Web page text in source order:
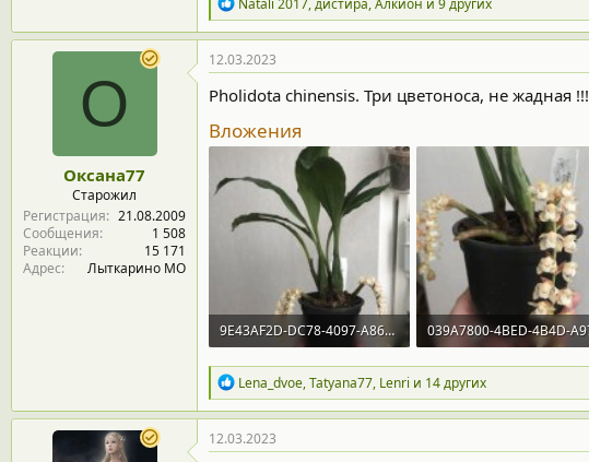
е
а
к
ц
и
и
:
Natali 2017,дистира,Алкион и 9 других
О
Оксана77
Старожил
Регистрация
21.08.2009
Сообщения
1 508
Реакции
15 171
Адрес
Лыткарино МО
12.03.2023
Pholidota chinensis. Три цветоноса, не жадная !!!
Вложения
9E43AF2D-DC78-4097-A865-6D9C4B93F6FD.jpeg
81 KB · Просмотры: 317
77.1 KB · Просмотры: 318
Р
е
а
к
ц
Lena_dvoe,Tatyana77, Lenri и 14 других
12.03.2023